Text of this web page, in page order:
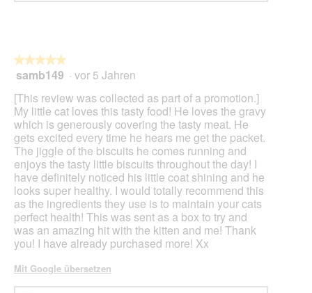
★★★★★
★★★★★
5
Sternen.
samb149 · vor 5 Jahren
[This review was collected as part of a promotion.]
My little cat loves this tasty food! He loves the gravy
which is generously covering the tasty meat. He
gets excited every time he hears me get the packet.
The jiggle of the biscuits he comes running and
enjoys the tasty little biscuits throughout the day! I
have definitely noticed his little coat shining and he
looks super healthy. I would totally recommend this
as the ingredients they use is to maintain your cats
perfect health! This was sent as a box to try and
was an amazing hit with the kitten and me! Thank
you! I have already purchased more! Xx
Mit Google übersetzen